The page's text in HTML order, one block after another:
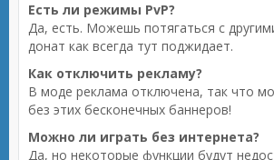
Есть ли режимы PvP?
Да, есть. Можешь потягаться с
донат как всегда тут поджидает.
Как отключить рекламу?
В моде реклама отключена, так что
без этих бесконечных баннеров!
Можно ли играть без интернета?
Да, но некоторые функции будут